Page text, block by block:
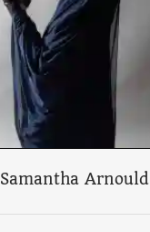
Samantha Arnould